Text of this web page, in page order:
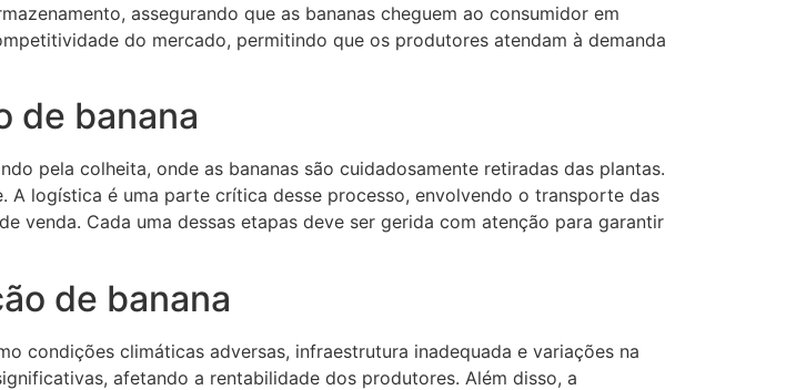
assegurando que as bananas cheguem ao consumidor em
do mercado, permitindo que os produtores atendam à demanda
de banana
pela colheita, onde as bananas são cuidadosamente retiradas das plantas.
A logística é uma parte crítica desse processo, envolvendo o transporte das
venda. Cada uma dessas etapas deve ser gerida com atenção para garantir
de banana
condições climáticas adversas, infraestrutura inadequada e variações na
afetando a rentabilidade dos produtores. Além disso, a